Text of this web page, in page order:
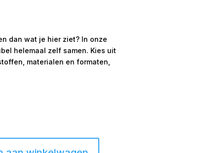
dan wat je hier ziet? In onze
helemaal zelf samen. Kies uit
materialen en formaten,